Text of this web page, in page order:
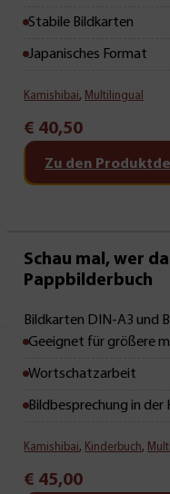
Stabile Bildkarten
Japanisches Format
Kamishibai, Multilingual
€ 40,50
Zu den
Schau mal, wer
Pappbilderbuch
Bildkarten DIN-A3 und
Geeignet für größere
Wortschatzarbeit
Bildbesprechung in der
Kamishibai, Kinderbuch,
€ 45,00